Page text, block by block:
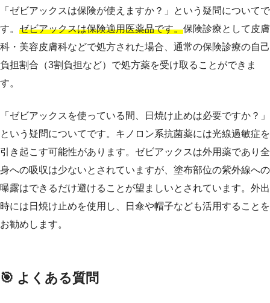
「ゼビアックスは保険が使えますか？」という疑問についてで
す。 ゼビアックスは保険適用医薬品です。保険診療として皮膚
科・美容皮膚科などで処方された場合、通常の保険診療の自己
負担割合（3割負担など）で処方薬を受け取ることができま
す。
「ゼビアックスを使っている間、日焼け止めは必要ですか？」
という疑問についてです。キノロン系抗菌薬には光線過敏症を
引き起こす可能性があります。ゼビアックスは外用薬であり全
身への吸収は少ないとされていますが、塗布部位の紫外線への
曝露はできるだけ避けることが望ましいとされています。外出
時には日焼け止めを使用し、日傘や帽子なども活用することを
お勧めします。
🎯 よくある質問